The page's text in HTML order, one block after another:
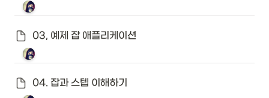
03, 예제 잡 애플리케이션
04. 잡과 스텝 이해하기